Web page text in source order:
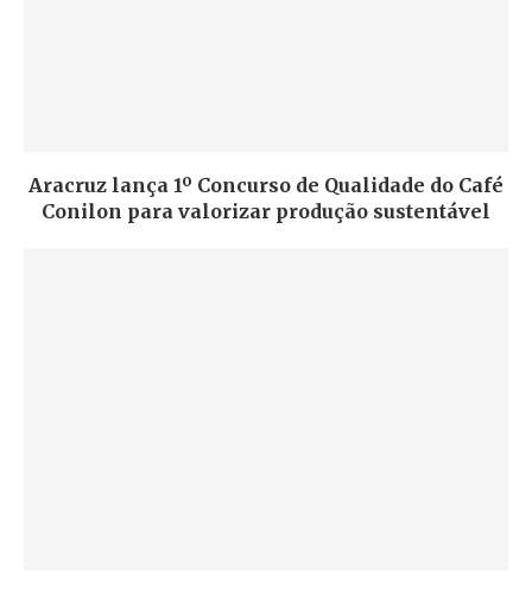
Aracruz lança 1º Concurso de Qualidade do Café
Conilon para valorizar produção sustentável